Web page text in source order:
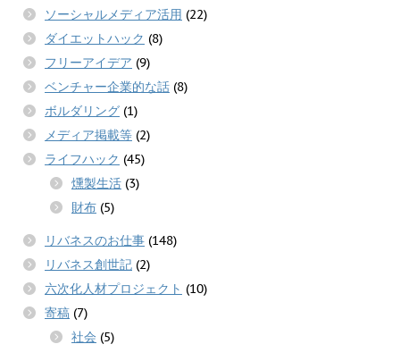
ソーシャルメディア活用 (22)
ダイエットハック (8)
フリーアイデア (9)
ベンチャー企業的な話 (8)
ボルダリング (1)
メディア掲載等 (2)
ライフハック (45)
燻製生活 (3)
財布 (5)
リバネスのお仕事 (148)
リバネス創世記 (2)
六次化人材プロジェクト (10)
寄稿 (7)
社会 (5)